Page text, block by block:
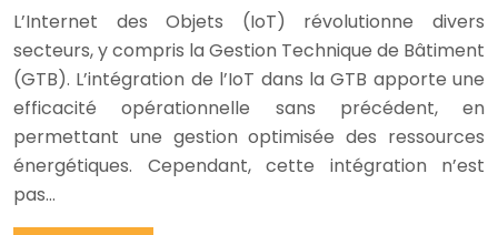
L’Internet des Objets (IoT) révolutionne divers
secteurs, y compris la Gestion Technique de Bâtiment
(GTB). L’intégration de l’IoT dans la GTB apporte une
efficacité opérationnelle sans précédent, en
permettant une gestion optimisée des ressources
énergétiques. Cependant, cette intégration n’est
pas…